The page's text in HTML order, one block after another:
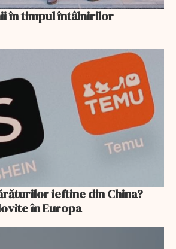
în timpul întâlnirilor
ieftine din China?
în Europa